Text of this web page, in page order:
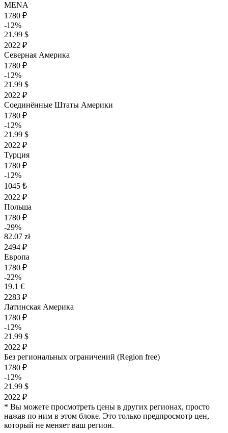
MENA
1780 ₽
-12%
21.99 $
2022 ₽
Северная Америка
1780 ₽
-12%
21.99 $
2022 ₽
Соединённые Штаты Америки
1780 ₽
-12%
21.99 $
2022 ₽
Турция
1780 ₽
-12%
1045 ₺
2022 ₽
Польша
1780 ₽
-29%
82.07 zł
2494 ₽
Европа
1780 ₽
-22%
19.1 €
2283 ₽
Латинская Америка
1780 ₽
-12%
21.99 $
2022 ₽
Без региональных ограничений (Region free)
1780 ₽
-12%
21.99 $
2022 ₽
* Вы можете просмотреть цены в других регионах, просто
нажав по ним в этом блоке. Это только предпросмотр цен,
который не меняет ваш регион.